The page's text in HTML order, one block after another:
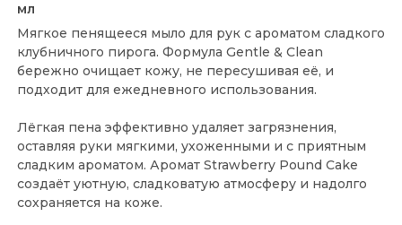
мл
Мягкое пенящееся мыло для рук с ароматом сладкого
клубничного пирога. Формула Gentle & Clean
бережно очищает кожу, не пересушивая её, и
подходит для ежедневного использования.
Лёгкая пена эффективно удаляет загрязнения,
оставляя руки мягкими, ухоженными и с приятным
сладким ароматом. Аромат Strawberry Pound Cake
создаёт уютную, сладковатую атмосферу и надолго
сохраняется на коже.